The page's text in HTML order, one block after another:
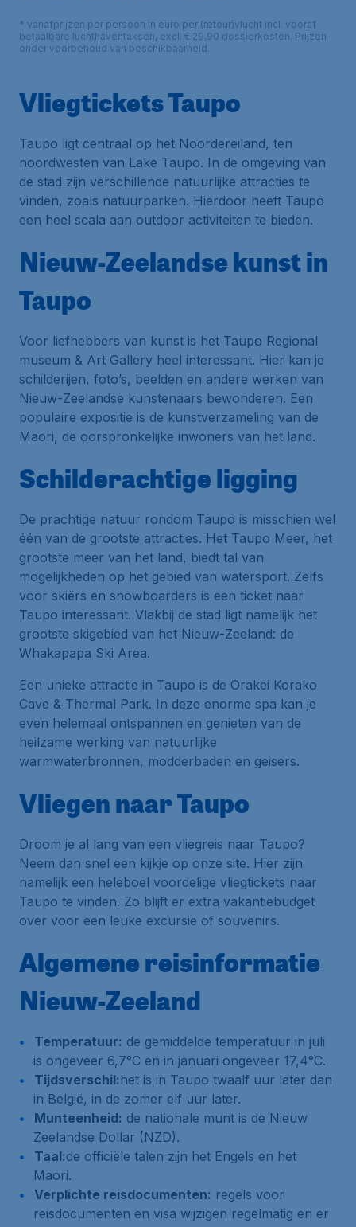
* vanafprijzen per persoon in euro per (retour)vlucht incl. vooraf
betaalbare luchthaventaksen, excl. € 29,90 dossierkosten. Prijzen
onder voorbehoud van beschikbaarheid.
Vliegtickets Taupo
Taupo ligt centraal op het Noordereiland, ten
noordwesten van Lake Taupo. In de omgeving van
de stad zijn verschillende natuurlijke attracties te
vinden, zoals natuurparken. Hierdoor heeft Taupo
een heel scala aan outdoor activiteiten te bieden.
Nieuw-Zeelandse kunst in
Taupo
Voor liefhebbers van kunst is het Taupo Regional
museum & Art Gallery heel interessant. Hier kan je
schilderijen, foto’s, beelden en andere werken van
Nieuw-Zeelandse kunstenaars bewonderen. Een
populaire expositie is de kunstverzameling van de
Maori, de oorspronkelijke inwoners van het land.
Schilderachtige ligging
De prachtige natuur rondom Taupo is misschien wel
één van de grootste attracties. Het Taupo Meer, het
grootste meer van het land, biedt tal van
mogelijkheden op het gebied van watersport. Zelfs
voor skiërs en snowboarders is een ticket naar
Taupo interessant. Vlakbij de stad ligt namelijk het
grootste skigebied van het Nieuw-Zeeland: de
Whakapapa Ski Area.
Een unieke attractie in Taupo is de Orakei Korako
Cave & Thermal Park. In deze enorme spa kan je
even helemaal ontspannen en genieten van de
heilzame werking van natuurlijke
warmwaterbronnen, modderbaden en geisers.
Vliegen naar Taupo
Droom je al lang van een vliegreis naar Taupo?
Neem dan snel een kijkje op onze site. Hier zijn
namelijk een heleboel voordelige vliegtickets naar
Taupo te vinden. Zo blijft er extra vakantiebudget
over voor een leuke excursie of souvenirs.
Algemene reisinformatie
Nieuw-Zeeland
Temperatuur: de gemiddelde temperatuur in juli
is ongeveer 6,7°C en in januari ongeveer 17,4°C.
Tijdsverschil: het is in Taupo twaalf uur later dan
in België, in de zomer elf uur later.
Munteenheid: de nationale munt is de Nieuw
Zeelandse Dollar (NZD).
Taal:de officiële talen zijn het Engels en het
Maori.
Verplichte reisdocumenten: regels voor
reisdocumenten en visa wijzigen regelmatig en er